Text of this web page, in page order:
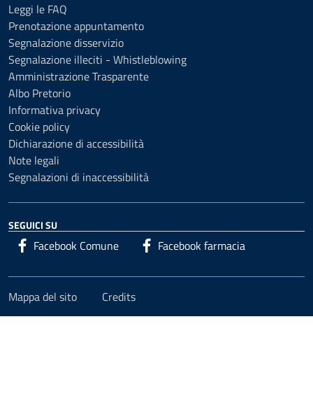
Leggi le FAQ
Prenotazione appuntamento
Segnalazione disservizio
Segnalazione illeciti - Whistleblowing
Amministrazione Trasparente
Albo Pretorio
Informativa privacy
Cookie policy
Dichiarazione di accessibilità
Note legali
Segnalazioni di inaccessibilità
SEGUICI SU
Facebook Comune Facebook farmacia
Mappa del sito Credits